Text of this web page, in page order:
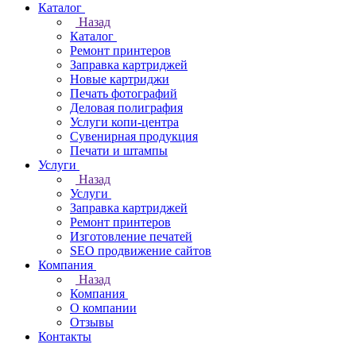
Каталог
Назад
Каталог
Ремонт принтеров
Заправка картриджей
Новые картриджи
Печать фотографий
Деловая полиграфия
Услуги копи-центра
Сувенирная продукция
Печати и штампы
Услуги
Назад
Услуги
Заправка картриджей
Ремонт принтеров
Изготовление печатей
SEO продвижение сайтов
Компания
Назад
Компания
О компании
Отзывы
Контакты